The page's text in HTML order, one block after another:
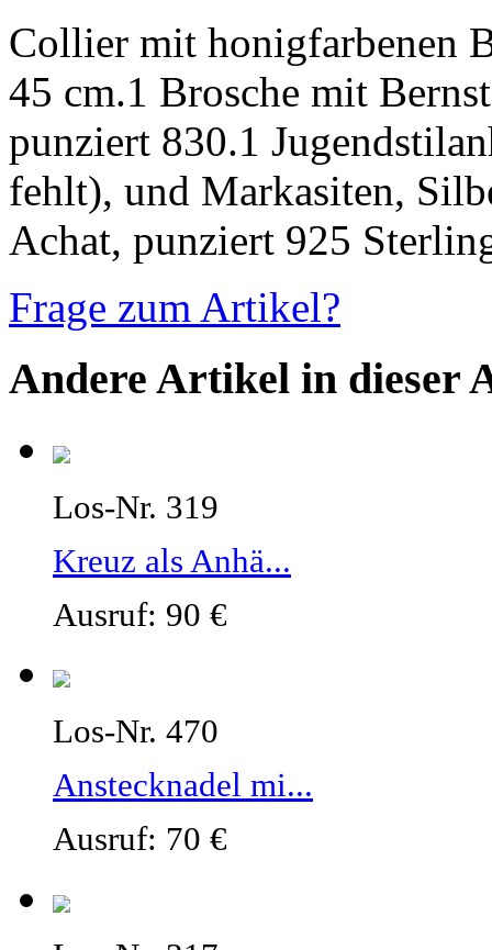
Collier mit honigfarbenen
45 cm.1 Brosche mit
punziert 830.1
fehlt), und Markasiten,
Achat, punziert 925
Frage zum Artikel?
Andere Artikel in dieser
Los-Nr. 319
Kreuz als Anhä...
Ausruf: 90 €
Los-Nr. 470
Anstecknadel mi...
Ausruf: 70 €